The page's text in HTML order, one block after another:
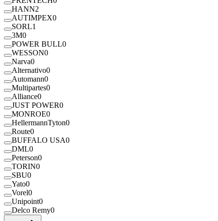
HANN2
AUTIMPEX0
SORL1
3M0
POWER BULL0
WESSON0
Narva0
Alternativo0
Automann0
Multipartes0
Alliance0
JUST POWER0
MONROE0
HellermannTyton0
Route0
BUFFALO USA0
DML0
Peterson0
TORIN0
SBU0
Yato0
Vorel0
Unipoint0
Delco Remy0